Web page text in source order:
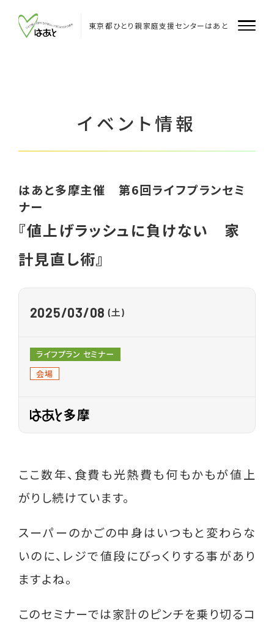
content 東京都ひとり親家庭支援センターはあと
企業・団体のみなさまへ
支援者のみなさまへ
就業相談・就業支援
養育費相談
イベント
ライフプラン セミナー
イベント情報
はあと多摩主催 第6回ライフプランセミ
ナー
『値上げラッシュに負けない 家
計見直し術』
2025 03/08 (土)
ライフプラン セミナー
会場
ここ数年、食費も光熱費も何もかもが値上
がりし続けています。
スーパーのかごの中身はいつもと変わらな
いのに、レジで値段にびっくりする事があり
ますよね。
このセミナーでは家計のピンチを乗り切るコ